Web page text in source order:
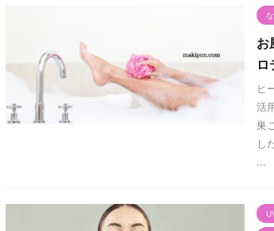
お
ロ
ヒ
活
巣
し
...